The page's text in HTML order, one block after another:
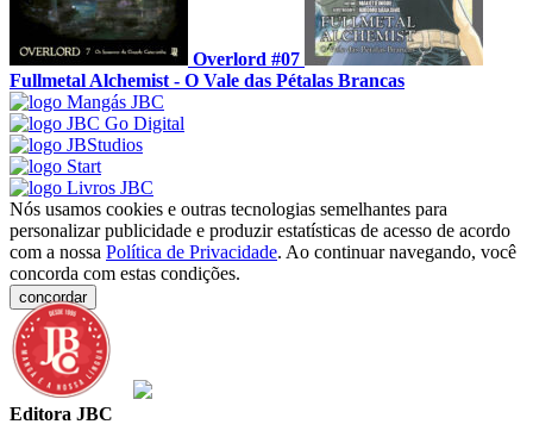
Overlord #07
Fullmetal Alchemist - O Vale das Pétalas Brancas
Nós usamos cookies e outras tecnologias semelhantes para
personalizar publicidade e produzir estatísticas de acesso de acordo
com a nossa Política de Privacidade. Ao continuar navegando, você
concorda com estas condições.
concordar
Editora JBC